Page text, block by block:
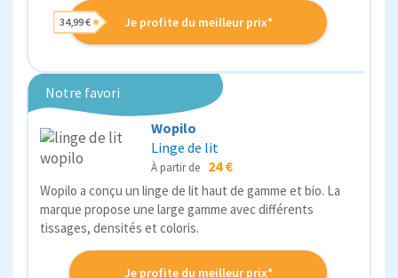
Je profite du meilleur prix*
34,99 €
Notre favori
Wopilo
Linge de lit
À partir de 24 €
Wopilo a conçu un linge de lit haut de gamme et bio. La
marque propose une large gamme avec différents
tissages, densités et coloris.
Je profite du meilleur prix*